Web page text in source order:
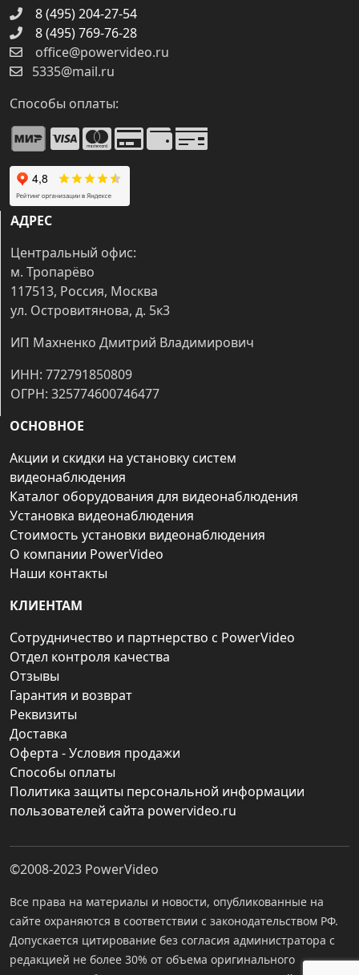
8 (495) 204-27-54
8 (495) 769-76-28
office@powervideo.ru
5335@mail.ru
Способы оплаты:
АДРЕС
Центральный офис:
м. Тропарёво
117513, Россия, Москва
ул. Островитянова, д. 5к3
ИП Махненко Дмитрий Владимирович
ИНН: 772791850809
ОГРН: 325774600746477
ОСНОВНОЕ
Акции и скидки на установку систем
видеонаблюдения
Каталог оборудования для видеонаблюдения
Установка видеонаблюдения
Стоимость установки видеонаблюдения
О компании PowerVideo
Наши контакты
КЛИЕНТАМ
Сотрудничество и партнерство с PowerVideo
Отдел контроля качества
Отзывы
Гарантия и возврат
Реквизиты
Доставка
Оферта - Условия продажи
Способы оплаты
Политика защиты персональной информации
пользователей сайта powervideo.ru
©2008-2023 PowerVideo
Все права на материалы и новости, опубликованные на
сайте охраняются в соответствии с законодательством РФ.
Допускается цитирование без согласия администратора с
редакцией не более 30% от объема оригинального